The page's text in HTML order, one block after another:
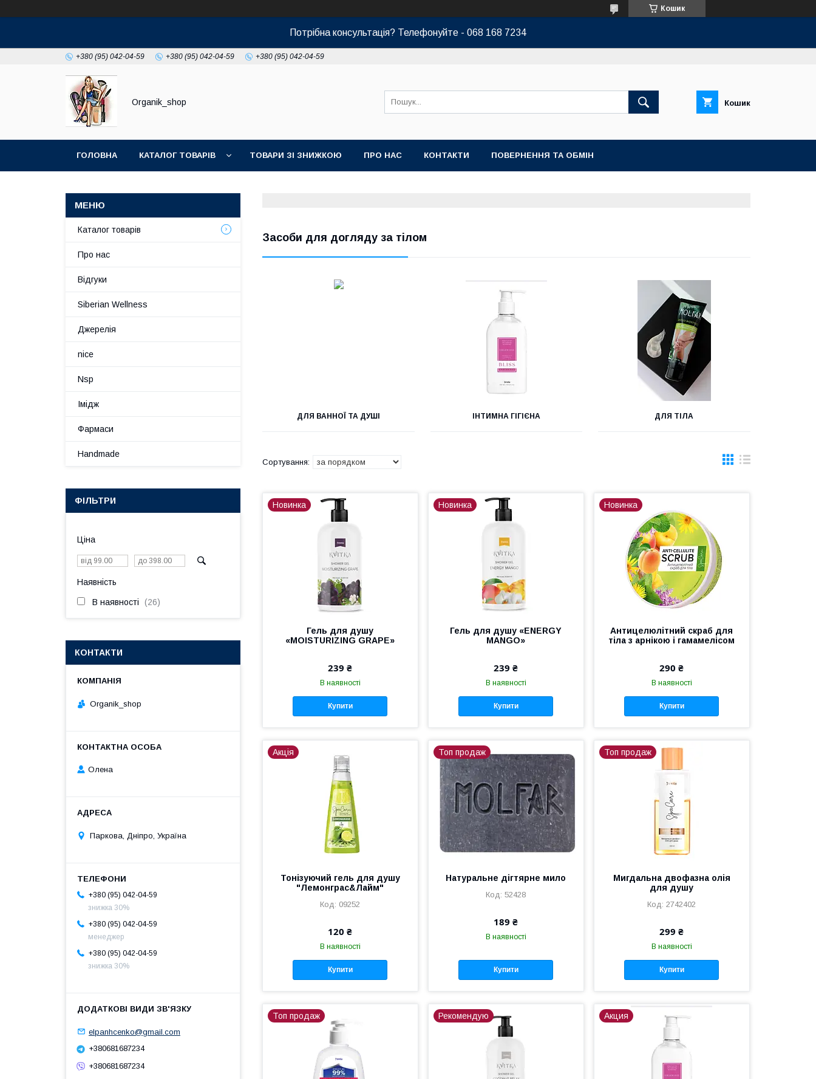
Кошик
Потрібна консультація? Телефонуйте - 068 168 7234
+380 (95) 042-04-59 +380 (95) 042-04-59 +380 (95) 042-04-59
Organik_shop Кошик
ГОЛОВНА КАТАЛОГ ТОВАРІВ ТОВАРИ ЗІ ЗНИЖКОЮ ПРО НАС КОНТАКТИ ПОВЕРНЕННЯ ТА ОБМІН
Засоби для догляду за тілом
ДЛЯ ВАННОЇ ТА ДУШІ ІНТИМНА ГІГІЄНА ДЛЯ ТІЛА
Новинка
Гель для душу
«MOISTURIZING GRAPE»
239 ₴
В наявності
Купити
Новинка
Гель для душу «ENERGY
MANGO»
239 ₴
В наявності
Купити
Новинка
Антицелюлітний скраб для
тіла з арнікою і гамамелісом
290 ₴
В наявності
Купити
Акція
Тонізуючий гель для душу
"Лемонграс&Лайм"
09252
120 ₴
В наявності
Купити
Топ продаж
Натуральне дігтярне мило
52428
189 ₴
В наявності
Купити
Топ продаж
Мигдальна двофазна олія
для душу
2742402
299 ₴
В наявності
Купити
Топ продаж Рекомендую Акция
Каталог товарів
Про нас
Відгуки
Siberian Wellness
Джерелія
nice
Nsp
Імідж
Фармаси
Handmade
ФІЛЬТРИ
Ціна
Наявність
В наявності 26
КОНТАКТИ
Organik_shop
Олена
Паркова, Дніпро, Україна
+380 (95) 042-04-59
знижка 30%
+380 (95) 042-04-59
менеджер
+380 (95) 042-04-59
знижка 30%
elpanhcenko@gmail.com
+380681687234
+380681687234